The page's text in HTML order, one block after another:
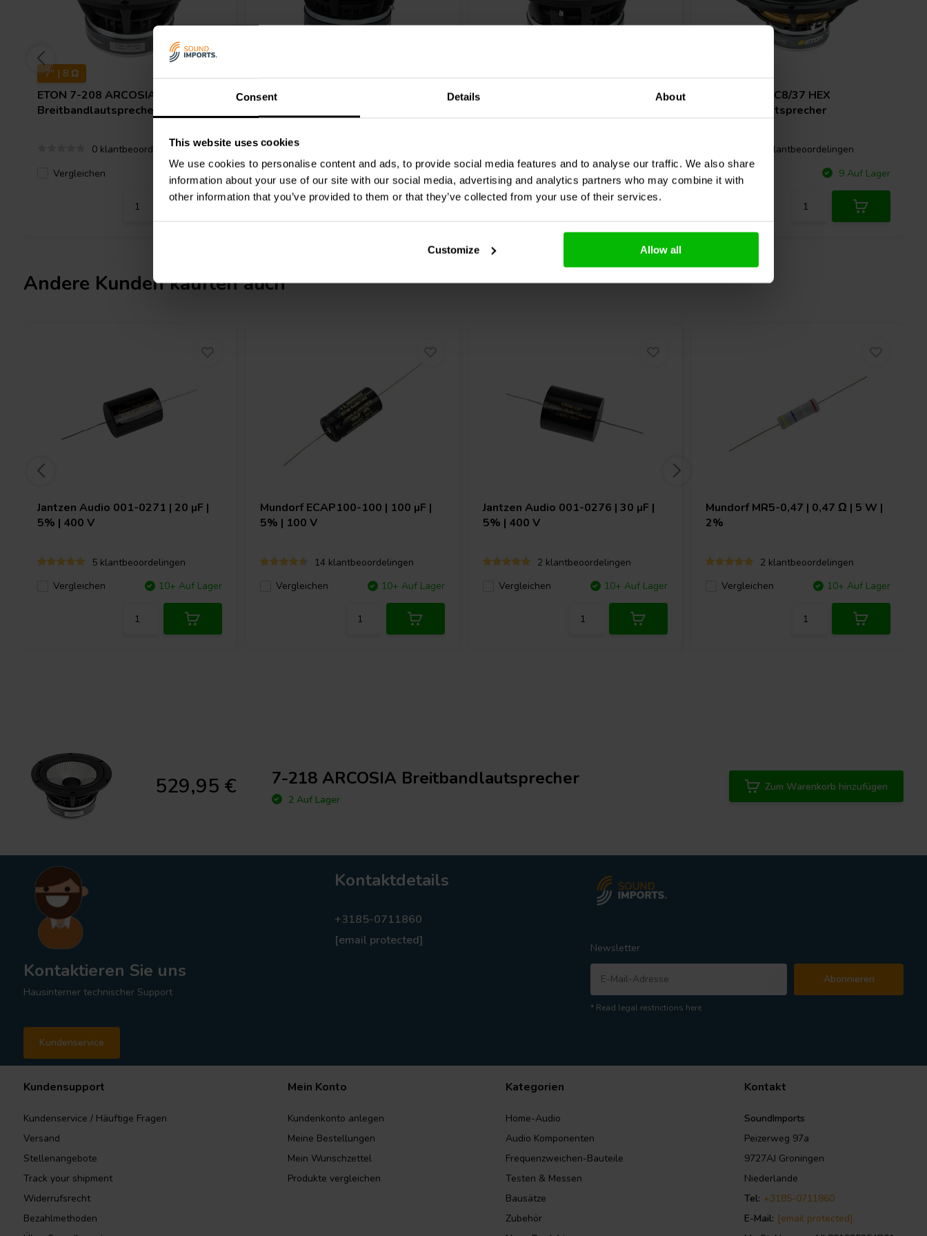
Consent Details About
This website uses cookies
We use cookies to personalise content and ads, to provide social media features and to analyse our traffic. We also share
information about your use of our site with our social media, advertising and analytics partners who may combine it with
other information that you’ve provided to them or that they’ve collected from your use of their services.
Customize Allow all
Sie haben ihre Arcosia-Serie zu Recht und mit Stolz den "Meilenstein des Klangs" genannt!
7'' | 8 Ω
ETON 7-208 ARCOSIA
Breitbandlautsprecher
0 klantbeoordelingen
Vergleichen
4 Auf Lager
ETON
Vergleichen
4 Auf Lager
Vergleichen
4 Auf Lager
8-212/C8/37 HEX
Breitbandlautsprecher
1 klantbeoordelingen
Vergleichen
9 Auf Lager
Andere Kunden kauften auch
Jantzen Audio 001-0271 | 20 µF |
5% | 400 V
5 klantbeoordelingen
Vergleichen
10+ Auf Lager
MundorfECAP100-100 | 100 µF |
5% | 100 V
14 klantbeoordelingen
Vergleichen
10+ Auf Lager
Jantzen Audio 001-0276 | 30 µF |
5% | 400 V
2 klantbeoordelingen
Vergleichen
10+ Auf Lager
MundorfMR5-0,47 | 0,47 Ω | 5 W |
2%
2 klantbeoordelingen
Vergleichen
10+ Auf Lager
529,95 € 7-218 ARCOSIA Breitbandlautsprecher
2 Auf Lager
Zum Warenkorb hinzufügen
Kontaktieren Sie uns
Hausinterner technischer Support
Kundenservice
Kontaktdetails
+3185-0711860
[email protected]
Newsletter
Abonnieren
* Read legal restrictions here
Kundensupport
Kundenservice / Häuftige Fragen
Versand
Stellenangebote
Track your shipment
Widerrufsrecht
Bezahlmethoden
Mein Konto
Kundenkonto anlegen
Meine Bestellungen
Mein Wunschzettel
Produkte vergleichen
Kategorien
Home-Audio
Audio Komponenten
Frequenzweichen-Bauteile
Testen & Messen
Bausätze
Zubehör
Kontakt
SoundImports
Peizerweg 97a
9727AJ Groningen
Niederlande
Tel: +3185-0711860
E-Mail: [email protected]